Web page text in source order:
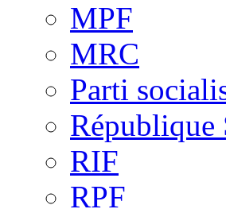
MPF
MRC
Parti
République
RIF
RPF